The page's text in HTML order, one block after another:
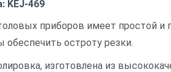
KEJ-469
приборов имеет простой
обеспечить остроту резки.
изготовлена ​​из